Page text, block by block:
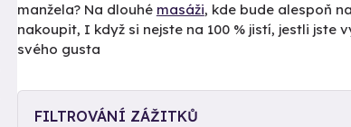
manžela? Na dlouhé masáži, kde bude alespoň
nakoupit, I když si nejste na 100 % jistí, jestli jste
svého gusta
FILTROVÁNÍ ZÁŽITKŮ